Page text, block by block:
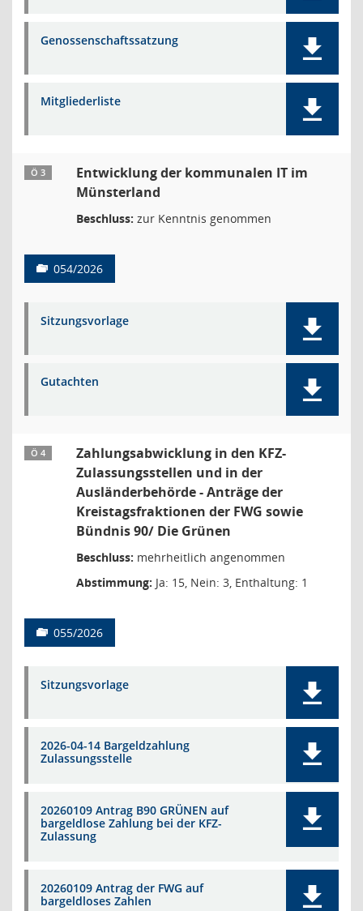
Genossenschaftssatzung
Mitgliederliste
Ö 3
Entwicklung der kommunalen IT im
Münsterland
Beschluss: zur Kenntnis genommen
054/2026
Sitzungsvorlage
Gutachten
Ö 4
Zahlungsabwicklung in den KFZ-
Zulassungsstellen und in der
Ausländerbehörde - Anträge der
Kreistagsfraktionen der FWG sowie
Bündnis 90/ Die Grünen
Beschluss: mehrheitlich angenommen
Abstimmung: Ja: 15, Nein: 3, Enthaltung: 1
055/2026
Sitzungsvorlage
2026-04-14 Bargeldzahlung
Zulassungsstelle
20260109 Antrag B90 GRÜNEN auf
bargeldlose Zahlung bei der KFZ-
Zulassung
20260109 Antrag der FWG auf
bargeldloses Zahlen